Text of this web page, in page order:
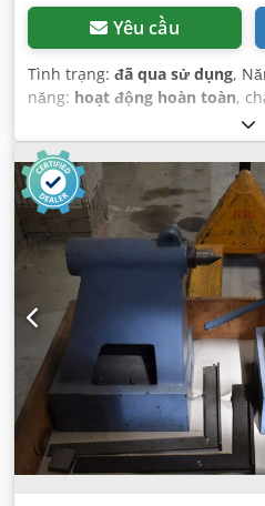
Yêu cầu
Tình trạng: đã qua sử dụng,
năng: hoạt động hoàn toàn,
3.500